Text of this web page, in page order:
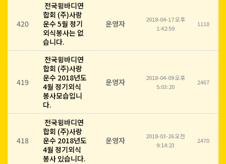
420
전국윙바디연
합회 (주)사랑
운수 5월 정기
외식봉사는 없
습니다.
운영자
2018-04-17 오후
1:42:59
1118
419
전국윙바디연
합회 (주)사랑
운수 2018년도
4월 정기외식
봉사모습입니
다.
운영자
2018-04-09 오후
5:03:20
2467
418
전국윙바디연
합회 (주)사랑
운수 2018년도
4월 정기외식
봉사 있습니다.
운영자
2018-03-26 오전
9:14:23
2470